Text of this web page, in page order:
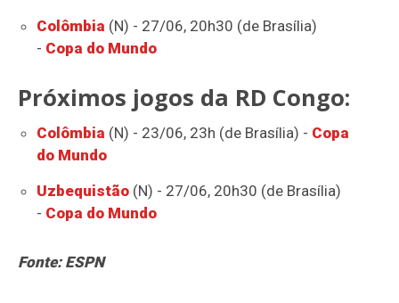
Colômbia (N) - 27/06, 20h30 (de Brasília)
- Copa do Mundo
Próximos jogos da RD Congo:
Colômbia (N) - 23/06, 23h (de Brasília) - Copa
do Mundo
Uzbequistão(N) - 27/06, 20h30 (de Brasília)
- Copa do Mundo
Fonte: ESPN